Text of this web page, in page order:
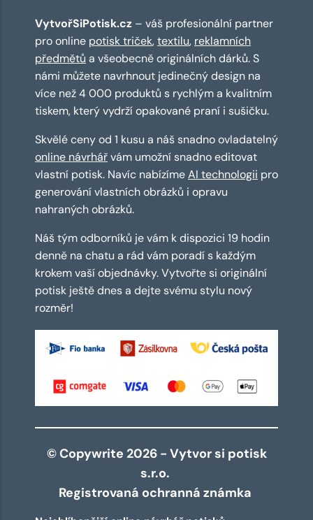
VytvořSiPotisk.cz – váš profesionální partner
pro online potisk triček,textilu, reklamních
předmětů a všeobecně originálních dárků. S
námi můžete navrhnout jedinečný design na
více než 4 000 produktů s rychlým a kvalitním
tiskem, který vydrží opakované praní i sušičku.
Skvělé ceny od 1 kusu a náš snadno ovladatelný
online návrhářvám umožní snadno editovat
vlastní potisk. Navíc nabízímeAI technologii pro
generování vlastních obrázků i opravu
nahraných obrázků.
Náš tým odborníků je vám k dispozici 19 hodin
denně na chatu a rád vám poradí s každým
krokem vaší objednávky. Vytvořte si originální
potisk ještě dnes a dejte svému stylu nový
rozměr!
© Copywrite 2026 - Vytvor si potisk
s.r.o.
Registrovaná ochranná známka